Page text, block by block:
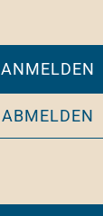
ANMELDEN
ABMELDEN